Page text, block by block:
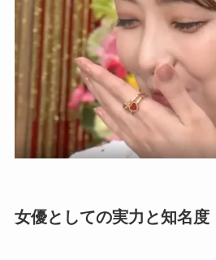
女優としての実力と知名度